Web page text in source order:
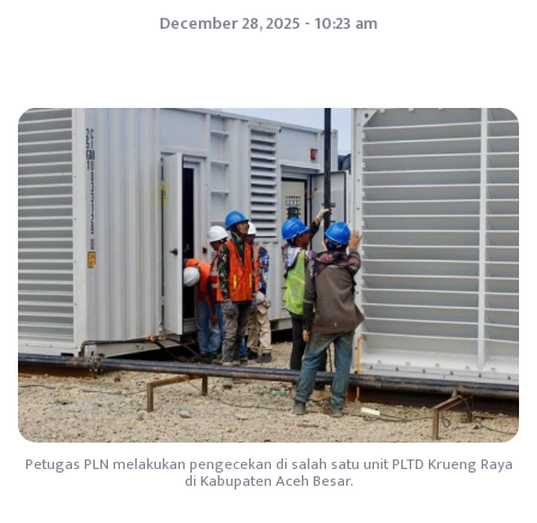
December 28, 2025 - 10:23 am
Petugas PLN melakukan pengecekan di salah satu unit PLTD Krueng Raya
di Kabupaten Aceh Besar.